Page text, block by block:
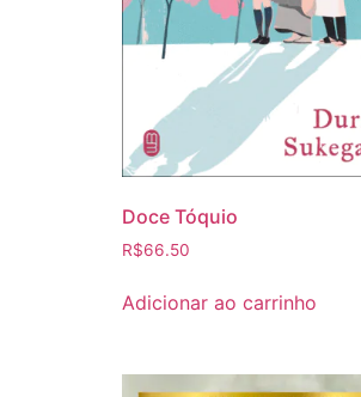
Doce Tóquio
R$66.50
Adicionar ao carrinho